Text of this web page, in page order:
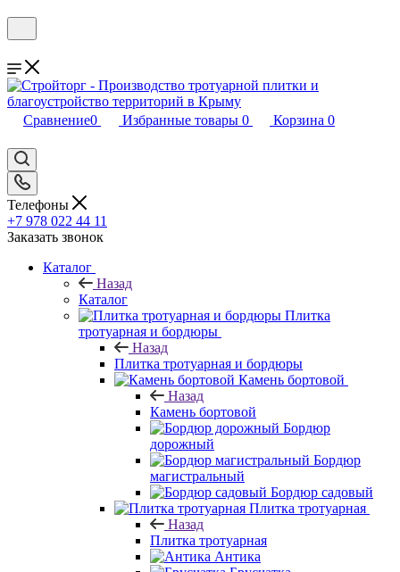
Сравнение0 Избранные товары 0 Корзина 0
Телефоны
+7 978 022 44 11
Заказать звонок
Каталог
Назад
Каталог
Плитка
тротуарная и бордюры
Назад
Плитка тротуарная и бордюры
Камень бортовой
Назад
Камень бортовой
Бордюр
дорожный
Бордюр
магистральный
Бордюр садовый
Плитка тротуарная
Назад
Плитка тротуарная
Антика